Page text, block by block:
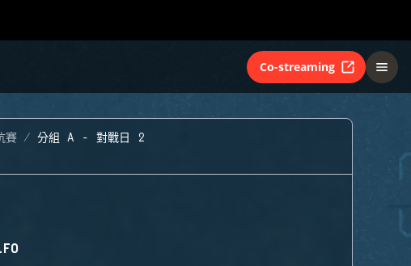
Co-streaming
賽 分組 A - 對戰日 2